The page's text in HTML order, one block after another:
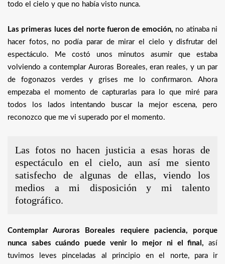
todo el cielo y que no había visto nunca.
Las primeras luces del norte fueron de emoción, no atinaba ni
hacer fotos, no podía parar de mirar el cielo y disfrutar del
espectáculo. Me costó unos minutos asumir que estaba
volviendo a contemplar Auroras Boreales, eran reales, y un par
de fogonazos verdes y grises me lo confirmaron. Ahora
empezaba el momento de capturarlas para lo que miré para
todos los lados intentando buscar la mejor escena, pero
reconozco que me vi superado por el momento.
Las fotos no hacen justicia a esas horas de
espectáculo en el cielo, aun así me siento
satisfecho de algunas de ellas, viendo los
medios a mi disposición y mi talento
fotográfico.
Contemplar Auroras Boreales requiere paciencia, porque
nunca sabes cuándo puede venir lo mejor ni el final, así
tuvimos leves pinceladas al principio en el norte, para ir